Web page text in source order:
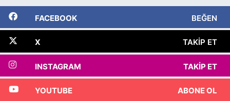
FACEBOOK BEĞEN
X TAKIP ET
INSTAGRAM TAKIP ET
YOUTUBE ABONE OL